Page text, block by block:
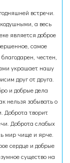
встречи.
а весь
является доброе
самое
честен,
украшает нашу
друг от друга.
и добрые дела
нельзя забывать о
Доброта творит
Доброта слабых
мир чище и ярче.
сердце и добрые
существо на